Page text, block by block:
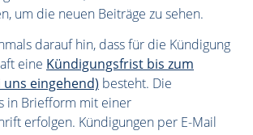
um die neuen Beiträge zu sehen.
darauf hin, dass für die Kündigung
eine Kündigungsfrist bis zum
uns eingehend) besteht. Die
in Briefform mit einer
erfolgen. Kündigungen per E-Mail